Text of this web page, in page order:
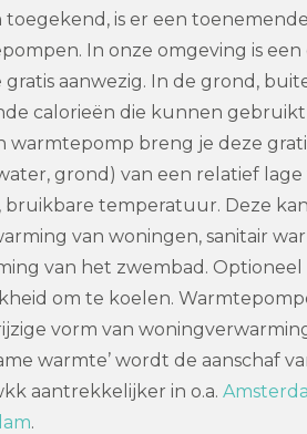
is er een
In onze omgeving is
gratis aanwezig. In de grond,
calorieën die kunnen
warmtepomp breng je deze
grond) van een relatief
bruikbare temperatuur. Deze
van woningen, sanitair
van het zwembad. Optioneel
om te koelen.
vorm van
warmte’ wordt de aanschaf
aantrekkelijker in o.a.
.